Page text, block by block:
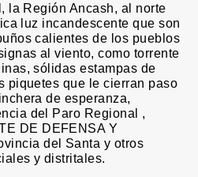
la Región Ancash, al norte
luz incandescente que son
calientes de los pueblos
al viento, como torrente
sólidas estampas de
piquetes que le cierran paso
de esperanza,
del Paro Regional ,
DE DEFENSA Y
del Santa y otros
y distritales.